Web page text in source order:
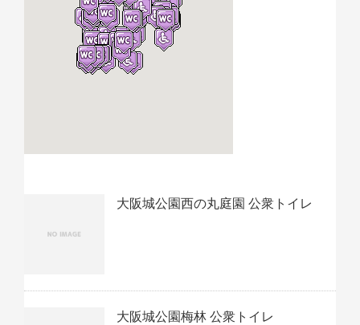
大阪城公園西の丸庭園 公衆トイレ
大阪城公園梅林 公衆トイレ